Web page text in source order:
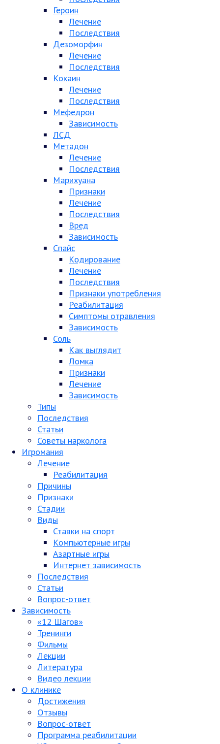
Героин
Лечение
Последствия
Дезоморфин
Лечение
Последствия
Кокаин
Лечение
Последствия
Мефедрон
Зависимость
ЛСД
Метадон
Лечение
Последствия
Марихуана
Признаки
Лечение
Последствия
Вред
Зависимость
Спайс
Кодирование
Лечение
Последствия
Признаки употребления
Реабилитация
Симптомы отравления
Зависимость
Соль
Как выглядит
Ломка
Признаки
Лечение
Зависимость
Типы
Последствия
Статьи
Советы нарколога
Игромания
Лечение
Реабилитация
Причины
Признаки
Стадии
Виды
Ставки на спорт
Компьютерные игры
Азартные игры
Интернет зависимость
Последствия
Статьи
Вопрос-ответ
Зависимость
«12 Шагов»
Тренинги
Фильмы
Лекции
Литература
Видео лекции
О клинике
Достижения
Отзывы
Вопрос-ответ
Программа реабилитации